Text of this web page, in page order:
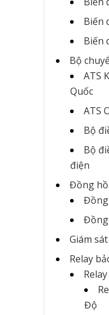
Biến
Biến
Bộ
ATS
Quốc
ATS
Bộ
Bộ
điện
Đồng
Đồng
Đồng
Giám
Relay
Độ